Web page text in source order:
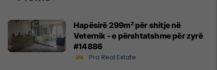
Hapësirë 299m² për shitje në
Veternik - e përshtatshme për zyrë
#14886
Pro Real Estate